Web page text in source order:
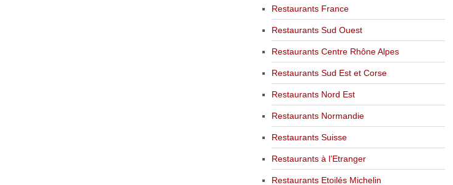
Restaurants France
Restaurants Sud Ouest
Restaurants Centre Rhône Alpes
Restaurants Sud Est et Corse
Restaurants Nord Est
Restaurants Normandie
Restaurants Suisse
Restaurants à l’Etranger
Restaurants Etoilés Michelin